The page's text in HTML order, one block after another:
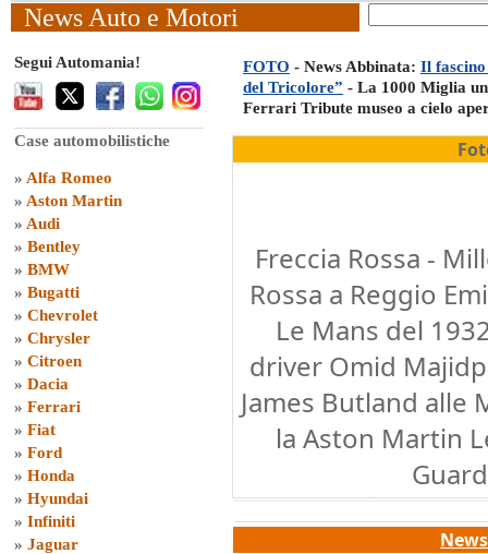
News Auto e Motori
Segui Automania!
Case automobilistiche
» Alfa Romeo
» Aston Martin
» Audi
» Bentley
» BMW
» Bugatti
» Chevrolet
» Chrysler
» Citroen
» Dacia
» Ferrari
» Fiat
» Ford
» Honda
» Hyundai
» Infiniti
» Jaguar
FOTO - News Abbinata: Il
del Tricolore” - La 1000 Miglia
Ferrari Tribute museo a cielo
Freccia Rossa -
Rossa a Reggio
Le Mans del
driver Omid
James Butland alle
la Aston Martin